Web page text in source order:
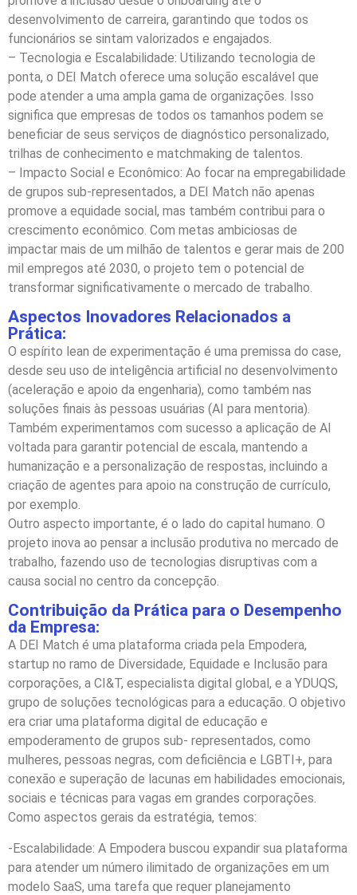
desenvolvimento de carreira, garantindo que todos os
funcionários se sintam valorizados e engajados.
– Tecnologia e Escalabilidade: Utilizando tecnologia de
ponta, o DEI Match oferece uma solução escalável que
pode atender a uma ampla gama de organizações. Isso
significa que empresas de todos os tamanhos podem se
beneficiar de seus serviços de diagnóstico personalizado,
trilhas de conhecimento e matchmaking de talentos.
– Impacto Social e Econômico: Ao focar na empregabilidade
de grupos sub-representados, a DEI Match não apenas
promove a equidade social, mas também contribui para o
crescimento econômico. Com metas ambiciosas de
impactar mais de um milhão de talentos e gerar mais de 200
mil empregos até 2030, o projeto tem o potencial de
transformar significativamente o mercado de trabalho.
Aspectos Inovadores Relacionados a
Prática:
O espírito lean de experimentação é uma premissa do case,
desde seu uso de inteligência artificial no desenvolvimento
(aceleração e apoio da engenharia), como também nas
soluções finais às pessoas usuárias (AI para mentoria).
Também experimentamos com sucesso a aplicação de AI
voltada para garantir potencial de escala, mantendo a
humanização e a personalização de respostas, incluindo a
criação de agentes para apoio na construção de currículo,
por exemplo.
Outro aspecto importante, é o lado do capital humano. O
projeto inova ao pensar a inclusão produtiva no mercado de
trabalho, fazendo uso de tecnologias disruptivas com a
causa social no centro da concepção.
Contribuição da Prática para o Desempenho
da Empresa:
A DEI Match é uma plataforma criada pela Empodera,
startup no ramo de Diversidade, Equidade e Inclusão para
corporações, a CI&T, especialista digital global, e a YDUQS,
grupo de soluções tecnológicas para a educação. O objetivo
era criar uma plataforma digital de educação e
empoderamento de grupos sub- representados, como
mulheres, pessoas negras, com deficiência e LGBTI+, para
conexão e superação de lacunas em habilidades emocionais,
sociais e técnicas para vagas em grandes corporações.
Como aspectos gerais da estratégia, temos:
-Escalabilidade: A Empodera buscou expandir sua plataforma
para atender um número ilimitado de organizações em um
modelo SaaS, uma tarefa que requer planejamento